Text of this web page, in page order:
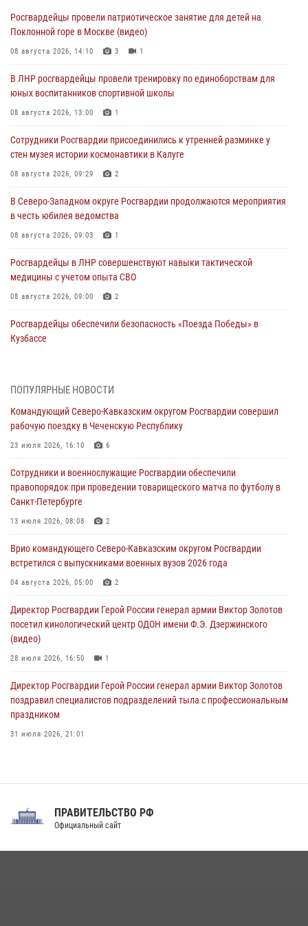
Росгвардейцы провели патриотическое занятие для детей на
Поклонной горе в Москве (видео)
08 августа 2026, 14:10 3 1
В ЛНР росгвардейцы провели тренировку по единоборствам для
юных воспитанников спортивной школы
08 августа 2026, 13:00 1
Сотрудники Росгвардии присоединились к утренней разминке у
стен музея истории космонавтики в Калуге
08 августа 2026, 09:29 2
В Северо-Западном округе Росгвардии продолжаются мероприятия
в честь юбилея ведомства
08 августа 2026, 09:03 1
Росгвардейцы в ЛНР совершенствуют навыки тактической
медицины с учетом опыта СВО
08 августа 2026, 09:00 2
Росгвардейцы обеспечили безопасность «Поезда Победы» в
Кузбассе
Военнослужащие Софринской бригады Росгвардии встретились с
дорогой к Победе в СВО» (видео)
08 августа 2026, 07:00
исполнилось 20 лет
08 августа 2026, 07:00
В Кабардино-Балкарии сотрудники Росгвардии провели турнир по
08 августа 2026, 07:00
В Москве росгвардейцы оказали помощь медикам и девушке с
08 августа 2026, 06:32 1
ПОПУЛЯРНЫЕ НОВОСТИ
Командующий Северо-Кавказским округом Росгвардии совершил
рабочую поездку в Чеченскую Республику
23 июля 2026, 16:10 6
Сотрудники и военнослужащие Росгвардии обеспечили
правопорядок при проведении товарищеского матча по футболу в
Санкт-Петербурге
13 июля 2026, 08:08 2
Врио командующего Северо-Кавказским округом Росгвардии
встретился с выпускниками военных вузов 2026 года
04 августа 2026, 05:00 2
Директор Росгвардии Герой России генерал армии Виктор Золотов
посетил кинологический центр ОДОН имени Ф.Э. Дзержинского
(видео)
28 июля 2026, 16:50 1
Директор Росгвардии Герой России генерал армии Виктор Золотов
поздравил специалистов подразделений тыла с профессиональным
праздником
31 июля 2026, 21:01
Праздник «Один день с Росгвардией» к 105-летию Центрального
ПРАВИТЕЛЬСТВО РФ
Официальный сайт